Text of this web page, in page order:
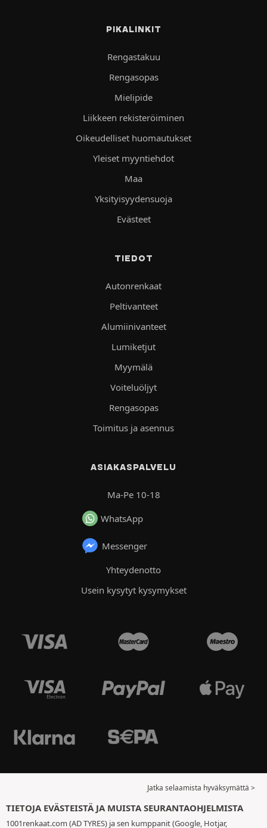
PIKALINKIT
Rengastakuu
Rengasopas
Mielipide
Liikkeen rekisteröiminen
Oikeudelliset huomautukset
Yleiset myyntiehdot
Maa
Yksityisyydensuoja
Evästeet
TIEDOT
Autonrenkaat
Peltivanteet
Alumiinivanteet
Lumiketjut
Myymälä
Voiteluöljyt
Rengasopas
Toimitus ja asennus
ASIAKASPALVELU
Ma-Pe 10-18
WhatsApp
Messenger
Yhteydenotto
Usein kysytyt kysymykset
Jatka selaamista hyväksymättä >
TIETOJA EVÄSTEISTÄ JA MUISTA SEURANTAOHJELMISTA
1001renkaat.com (AD TYRES) ja sen kumppanit (Google, Hotjar,